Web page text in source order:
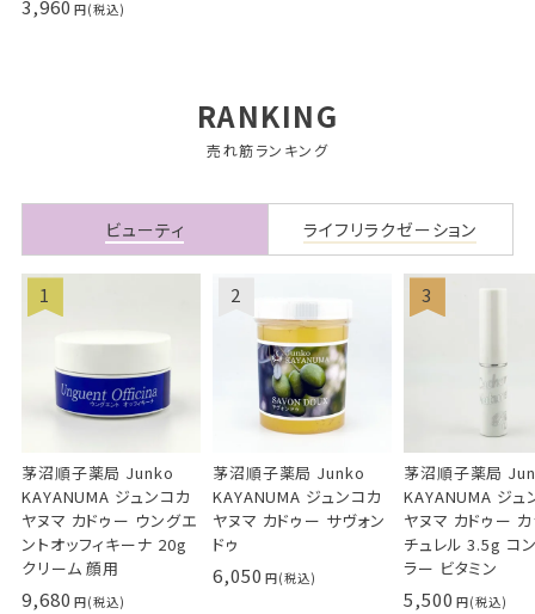
3,960
RANKING
売れ筋ランキング
ビューティ ライフリラクゼーション
茅沼順子薬局 Junko
KAYANUMA ジュンコカ
ヤヌマ カドゥー ウングエ
ントオッフィキーナ 20g
クリーム 顔用
9,680
茅沼順子薬局 Junko
KAYANUMA ジュンコカ
ヤヌマ カドゥー サヴォン
ドゥ
6,050
茅沼順子薬局
KAYANUMA ジュ
ヤヌマ カドゥー
チュレル 3.5g コ
ラー ビタミン
5,500